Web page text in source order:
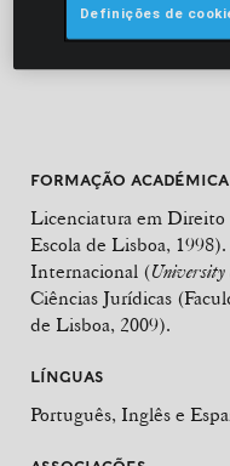
Chambers Europe
FORMAÇÃO ACADÉMICA
Licenciatura em
Escola de Lisboa,
Internacional (
Ciências Jurídicas
de Lisboa, 2009).
LÍNGUAS
Português, Inglês e
Definições de